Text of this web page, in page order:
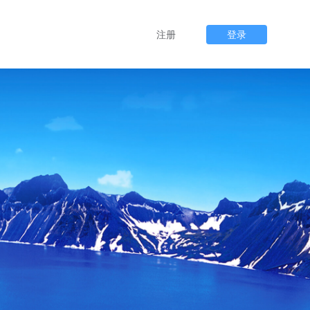
注册 登录